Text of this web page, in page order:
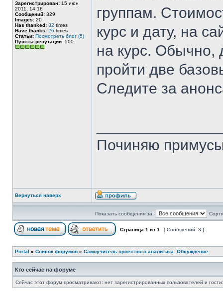
Зарегистрирован: 15 июн
2011, 14:16
Сообщений: 329
Images: 20
Has thanked: 32 times
Have thanks: 26 times
Статьи: Посмотреть блог (5)
Пункты репутации: 500
группам.
курс и дату, на
на курс. Обычно,
пройти две
Следите за
Починяю
Вернуться наверх
Показать сообщения за:
Страница 1 из 1 [ Сообщений: 3 ]
Portal » Список форумов » Самоучитель проектного аналитика. Обсуждение.
Кто сейчас на форуме
Сейчас этот форум просматривают: нет зарегистрированных пользователей и